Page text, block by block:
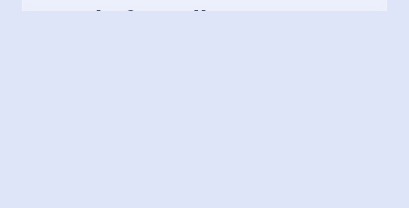
Geschäftsstelle